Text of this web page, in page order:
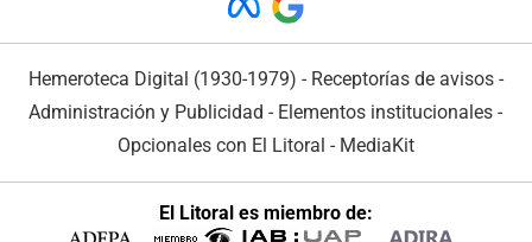
Hemeroteca Digital (1930-1979) - Receptorías de avisos -
Administración y Publicidad - Elementos institucionales -
Opcionales con El Litoral - MediaKit
El Litoral es miembro de: